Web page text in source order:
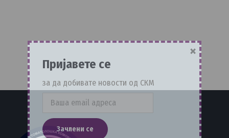
Пријавете се
за да добивате новости од СКМ
×